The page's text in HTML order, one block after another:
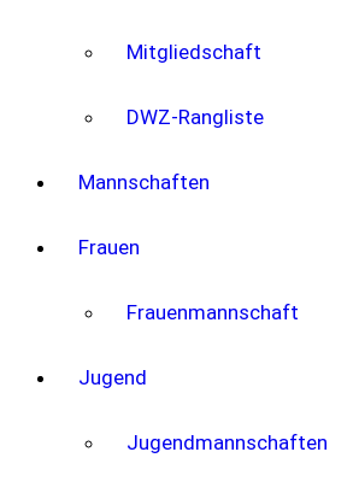
Mitgliedschaft
DWZ-Rangliste
Mannschaften
Frauen
Frauenmannschaft
Jugend
Jugendmannschaften